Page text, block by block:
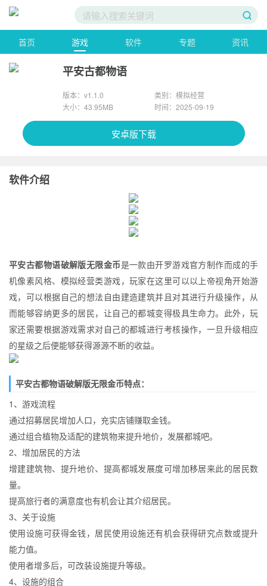
首页 游戏 软件 专题 资讯
平安古都物语
版本：v1.1.0
类别：模拟经营
大小：43.95MB
时间：2025-09-19
安卓版下载
软件介绍
平安古都物语破解版无限金币是一款由开罗游戏官方制作而成的手
机像素风格、模拟经营类游戏，玩家在这里可以以上帝视角开始游
戏，可以根据自己的想法自由建造建筑并且对其进行升级操作，从
而能够容纳更多的居民，让自己的都城变得极具生命力。此外，玩
家还需要根据游戏需求对自己的都城进行考核操作，一旦升级相应
的星级之后便能够获得源源不断的收益。
平安古都物语破解版无限金币特点：
1、游戏流程
通过招募居民增加人口，充实店铺赚取金钱。
通过组合植物及适配的建筑物来提升地价，发展都城吧。
2、增加居民的方法
增建建筑物、提升地价、提高都城发展度可增加移居来此的居民数
量。
提高旅行者的满意度也有机会让其介绍居民。
3、关于设施
使用设施可获得金钱，居民使用设施还有机会获得研究点数或提升
能力值。
使用者增多后，可改装设施提升等级。
4、设施的组合